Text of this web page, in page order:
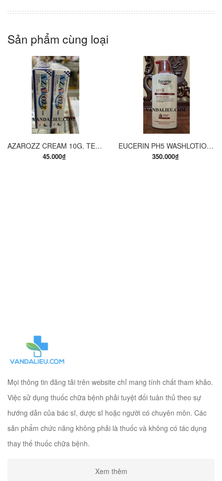
Sản phẩm cùng loại
AZAROZZ CREAM 10G. TERBINAFINE 1%. THUỐC TRỊ NẤM DA CHÂN, NẤM DA ĐÙI, NẤM DA THÂN, LANG BEN...
45.000₫
EUCERIN PH5 WASHLOTION 400ML. SỮA TẮM DẠNG GEL CHO DA NHẠY CẢM.
350.000₫
Mọi thông tin đăng tải trên website chỉ mang tính chất tham khảo.
Việc sử dụng thuốc chữa bệnh phải tuyệt đối tuân thủ theo sự
hướng dẫn của bác sĩ, dược sĩ hoặc người có chuyên môn. Các
sản phẩm chức năng không phải là thuốc và không có tác dụng
thay thế thuốc chữa bệnh.
Xem thêm